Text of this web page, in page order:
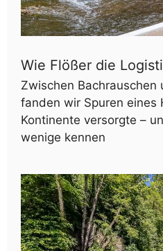
Wie Flößer die
Zwischen Bachrauschen
fanden wir Spuren eines
Kontinente versorgte –
wenige kennen